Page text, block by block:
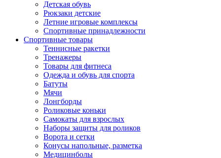
Детская обувь
Рюкзаки детские
Летние игровые комплексы
Спортивные принадлежности
Спортивные товары
Теннисные ракетки
Тренажеры
Товары для фитнеса
Одежда и обувь для спорта
Батуты
Мячи
Лонгборды
Роликовые коньки
Самокаты для взрослых
Наборы защиты для роликов
Ворота и сетки
Конусы напольные, разметка
Медицинболы